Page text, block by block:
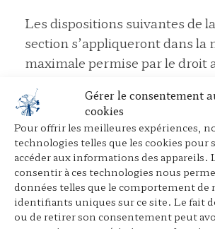
Gérer le consentement
cookies
Pour offrir les meilleures expériences,
technologies telles que les cookies pour
accéder aux informations des appareils.
consentir à ces technologies nous
données telles que le comportement de
identifiants uniques sur ce site. Le fait
ou de retirer son consentement peut
Les dispositions suivantes de
section s’appliqueront dans la
maximale permise par le droit
responsabilité en ce qui
question pour laquelle il serait
illicite pour nous de limiter ou
notre responsabilité. En aucun
serons responsables des
ou indirects (y compris les
perte de profits ou de revenus,